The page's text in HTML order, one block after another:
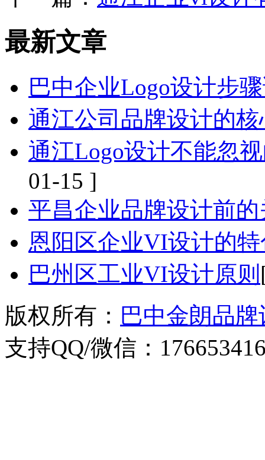
最新文章
巴中企业Logo设计步
通江公司品牌设计的
通江Logo设计不能忽
01-15 ]
平昌企业品牌设计前
恩阳区企业VI设计的
巴州区工业VI设计原则
版权所有： 巴中金朗品
支持QQ/微信：